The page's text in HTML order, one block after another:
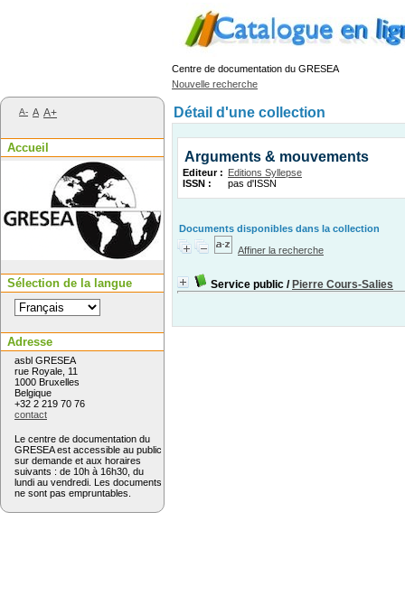
Centre de documentation du GRESEA
Nouvelle recherche
Détail d'une collection
Arguments & mouvements
Editeur : Editions Syllepse
ISSN :
pas d'ISSN
Documents disponibles dans la collection
Affiner la recherche
Service public / Pierre Cours-Salies
A- A A+
Accueil
Sélection de la langue
Adresse
asbl GRESEA
rue Royale, 11
1000 Bruxelles
Belgique
+32 2 219 70 76
contact
Le centre de documentation du
GRESEA est accessible au public
sur demande et aux horaires
suivants : de 10h à 16h30, du
lundi au vendredi. Les documents
ne sont pas empruntables.